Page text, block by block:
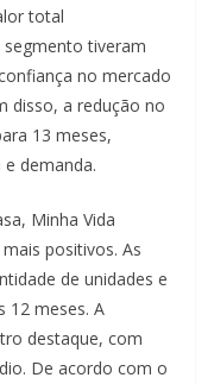
total
tiveram
no mercado
disso, a redução no
13 meses,
demanda.
Minha Vida
positivos. As
de unidades e
12 meses. A
destaque, com
De acordo com o